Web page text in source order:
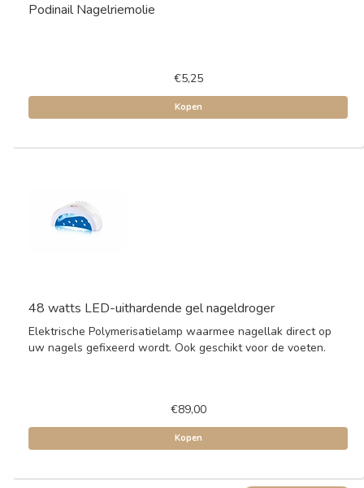
Podinail Nagelriemolie
€5,25
Kopen
48 watts LED-uithardende gel nageldroger
Elektrische Polymerisatielamp waarmee nagellak direct op
uw nagels gefixeerd wordt. Ook geschikt voor de voeten.
€89,00
Kopen